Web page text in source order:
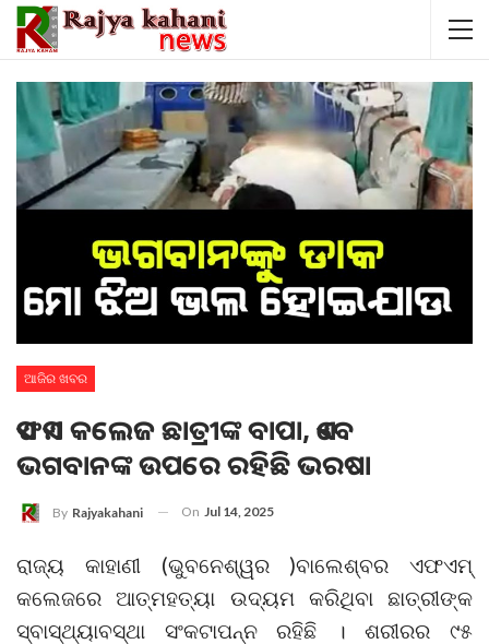
ଆଜିର ଖବର
ଏଫଏମ କଲେଜ ଛାତ୍ରୀଙ୍କ ବାପା, ଏବେ
ଭଗବାନଙ୍କ ଉପରେ ରହିଛି ଭରଷା
By Rajyakahani On Jul 14, 2025
ରାଜ୍ୟ କାହାଣୀ (ଭୁବନେଶ୍ୱର )ବାଲେଶ୍ବର ଏଫଏମ୍‌
କଲେଜରେ ଆତ୍ମହତ୍ୟା ଉଦ୍ୟମ କରିଥିବା ଛାତ୍ରୀଙ୍କ
ସ୍ବାସ୍ଥ୍ୟାବସ୍ଥା ସଂକଟାପନ୍ନ ରହିଛି । ଶରୀରର ୯୫